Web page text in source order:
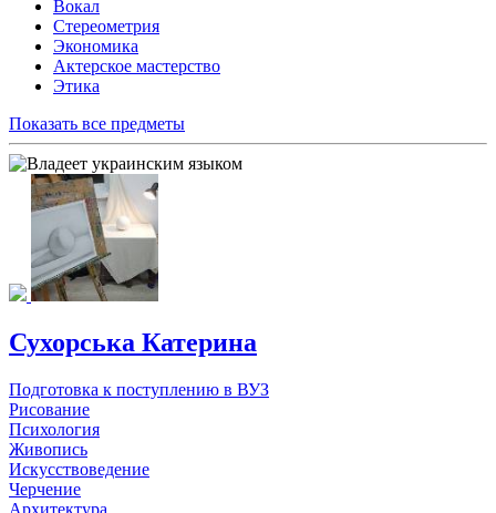
Вокал
Стереометрия
Экономика
Актерское мастерство
Этика
Показать все предметы
Сухорська Катерина
Подготовка к поступлению в ВУЗ
Рисование
Психология
Живопись
Искусствоведение
Черчение
Архитектура